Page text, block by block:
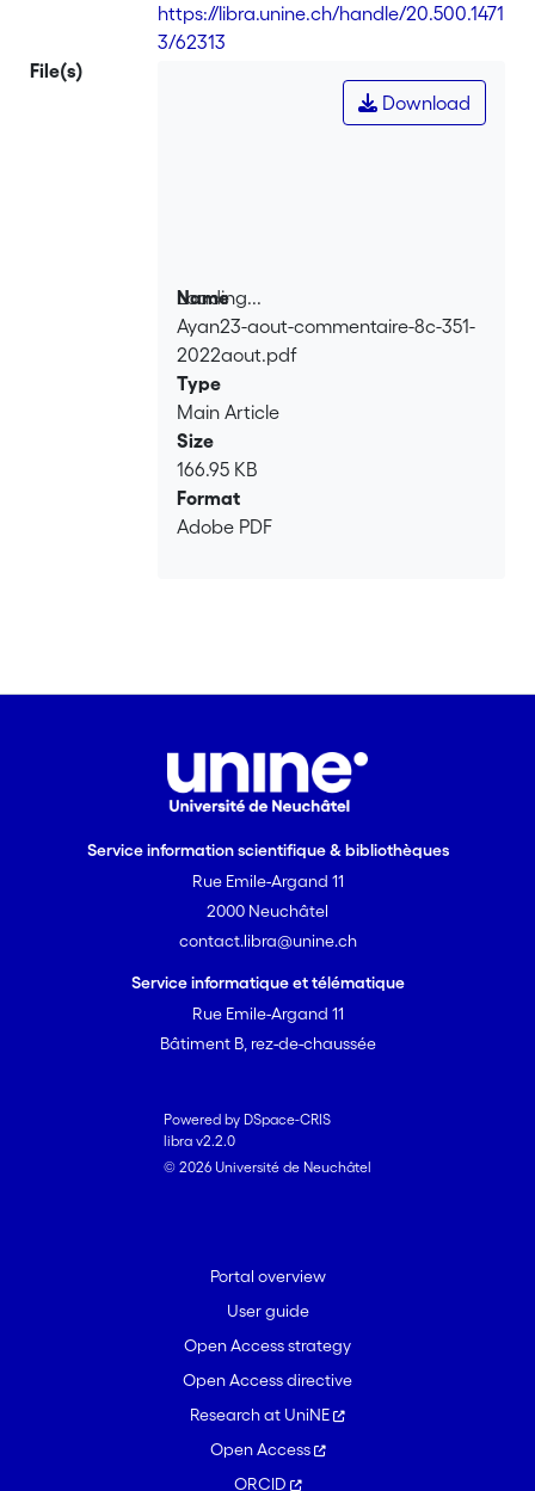
https://libra.unine.ch/handle/20.500.1471
3/62313
File(s)
Loading...
Loading...
Download
Name
Ayan23-aout-commentaire-8c-351-
2022aout.pdf
Type
Main Article
Size
166.95 KB
Format
Adobe PDF
Service information scientifique & bibliothèques
Rue Emile-Argand 11
2000 Neuchâtel
contact.libra@unine.ch
Service informatique et télématique
Rue Emile-Argand 11
Bâtiment B, rez-de-chaussée
Powered by DSpace-CRIS
libra v2.2.0
© 2026 Université de Neuchâtel
Portal overview
User guide
Open Access strategy
Open Access directive
Research at UniNE
Open Access
ORCID